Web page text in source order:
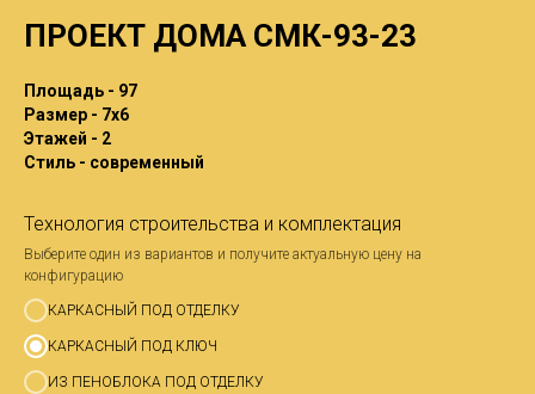
ПРОЕКТ ДОМА СМК-93-23
Площадь - 97
Размер - 7x6
Этажей - 2
Стиль - современный
Технология строительства и комплектация
Выберите один из вариантов и получите актуальную цену на
конфигурацию
КАРКАСНЫЙ ПОД ОТДЕЛКУ
КАРКАСНЫЙ ПОД КЛЮЧ
ИЗ ПЕНОБЛОКА ПОД ОТДЕЛКУ